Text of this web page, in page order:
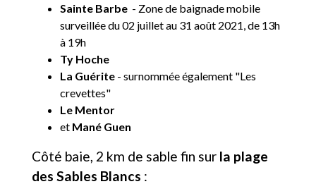
Sainte Barbe - Zone de baignade mobile
surveillée du 02 juillet au 31 août 2021, de 13h
à 19h
Ty Hoche
La Guérite - surnommée également "Les
crevettes"
Le Mentor
et Mané Guen
Côté baie, 2 km de sable fin sur la plage
des Sables Blancs :